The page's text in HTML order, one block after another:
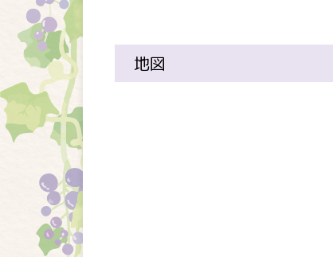
地図